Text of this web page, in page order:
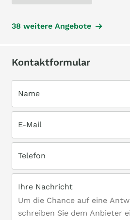
38 weitere Angebote
Kontaktformular
Name
E-Mail
Telefon
Ihre Nachricht